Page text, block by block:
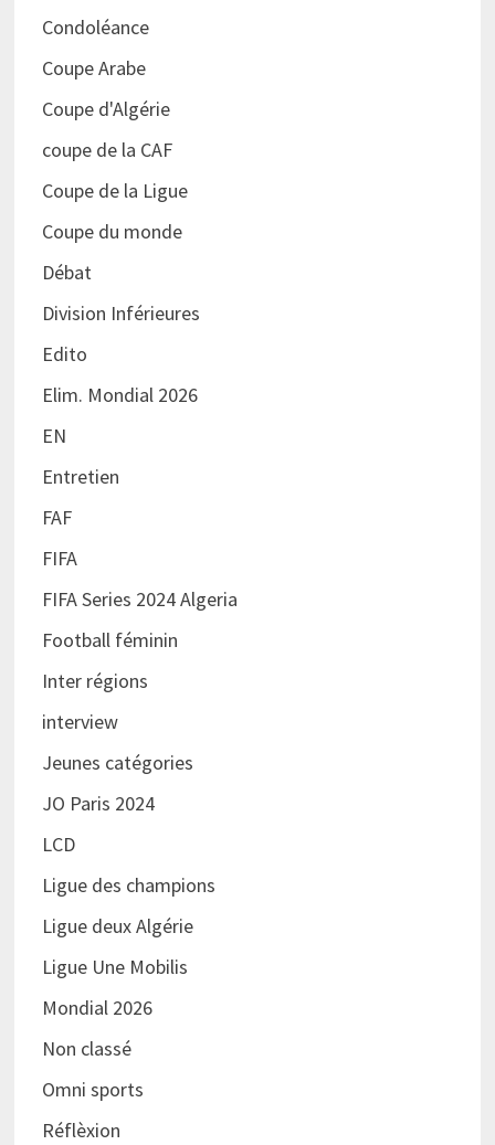
Condoléance
Coupe Arabe
Coupe d'Algérie
coupe de la CAF
Coupe de la Ligue
Coupe du monde
Débat
Division Inférieures
Edito
Elim. Mondial 2026
EN
Entretien
FAF
FIFA
FIFA Series 2024 Algeria
Football féminin
Inter régions
interview
Jeunes catégories
JO Paris 2024
LCD
Ligue des champions
Ligue deux Algérie
Ligue Une Mobilis
Mondial 2026
Non classé
Omni sports
Réflèxion